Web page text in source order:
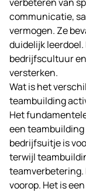
communicatie,
vermogen. Ze
duidelijk
bedrijfscultuur
versterken.
Wat is het
teambuilding
Het
een
bedrijfsuitje is
terwijl
teamverbetering.
voorop. Het is